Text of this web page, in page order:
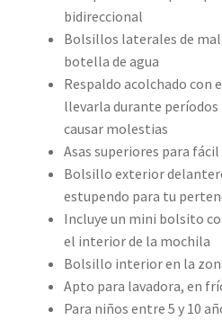
bidireccional
Bolsillos laterales de
botella de agua
Respaldo acolchado con
llevarla durante
causar molestias
Asas superiores para
Bolsillo exterior
estupendo para tu
Incluye un mini bolsito
el interior de la mochila
Bolsillo interior en la
Apto para lavadora, en
Para niños entre 5 y 10